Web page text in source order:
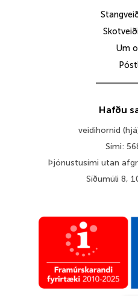
Um
Hafðu
veidihornid
Sími:
Þjónustusími utan
Síðumúli 8,